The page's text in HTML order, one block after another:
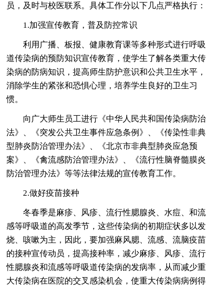
员，及时与校医联系。具体工作分以下几点严格执行：
1.加强宣传教育，普及防控常识
利用广播、板报、健康教育课等多种形式进行呼吸
道传染病的预防知识宣传教育，使学生了解各类重大传
染病的防病知识，提高师生防护意识和公共卫生水平，
消除学生的紧张和恐惧心理，培养学生良好的卫生习
惯。
向广大师生员工进行《中华人民共和国传染病防治
法》、《突发公共卫生事件应急条例》、《传染性非典
型肺炎防治管理办法》、《北京市非典型肺炎应急预
案》、《禽流感防治管理办法》、《流行性脑脊髓膜炎
防治管理办法》等等法律法规的宣传教育工作。
2.做好疫苗接种
冬春季是麻疹、风疹、流行性腮腺炎、水痘、和流
感等呼吸道的高发季节，这些传染病的初期症状多以发
烧、咳嗽为主，因此，要加强麻风腮、流感、流脑疫苗
的接种宣传动员，提高接种率，减少麻疹、风疹、流行
性腮腺炎和流感等呼吸道传染病的发病率，从而减少重
大传染病在医院的交叉感染机会，使重大传染病病例得